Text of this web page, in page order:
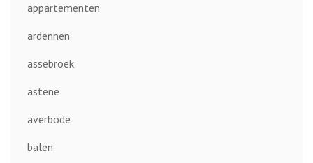
appartementen
ardennen
assebroek
astene
averbode
balen